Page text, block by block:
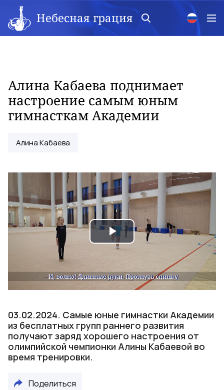
Небесная грация
Алина Кабаева поднимает
настроение самым юным
гимнасткам Академии
Алина Кабаева
Play
03.02.2024. Самые юные гимнастки Академии
из бесплатных групп раннего развития
получают заряд хорошего настроения от
олимпийской чемпионки Алины Кабаевой во
время тренировки.
Поделиться